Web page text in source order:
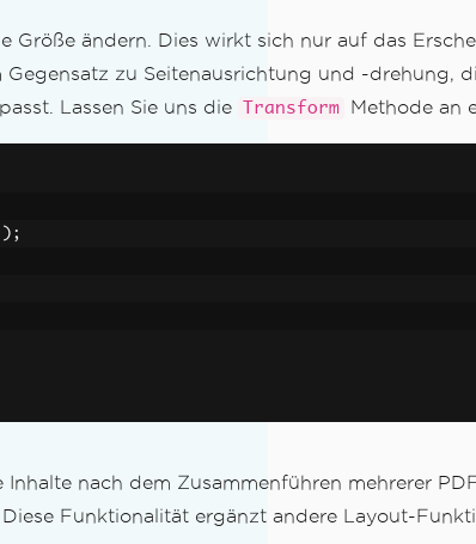
Größe ändern. Dies wirkt sich nur auf das
zu Seitenausrichtung und -drehung,
Lassen Sie uns die
Transform Methode an
);
nach dem Zusammenführen mehrerer
Funktionalität ergänzt andere Layout-